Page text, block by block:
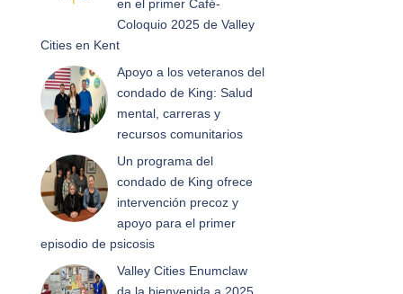
en el primer Café-
Coloquio 2025 de Valley
Cities en Kent
Apoyo a los veteranos del
condado de King: Salud
mental, carreras y
recursos comunitarios
Un programa del
condado de King ofrece
intervención precoz y
apoyo para el primer
episodio de psicosis
Valley Cities Enumclaw